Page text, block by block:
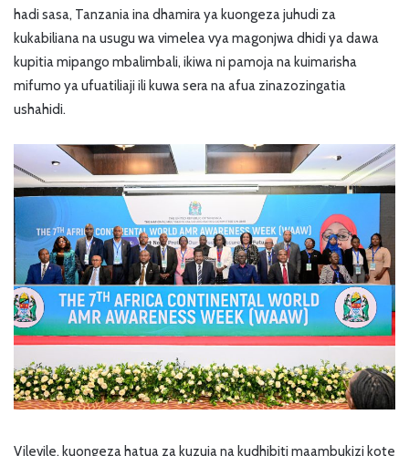
hadi sasa, Tanzania ina dhamira ya kuongeza juhudi za
kukabiliana na usugu wa vimelea vya magonjwa dhidi ya dawa
kupitia mipango mbalimbali, ikiwa ni pamoja na kuimarisha
mifumo ya ufuatiliaji ili kuwa sera na afua zinazozingatia
ushahidi.
Vilevile, kuongeza hatua za kuzuia na kudhibiti maambukizi kote